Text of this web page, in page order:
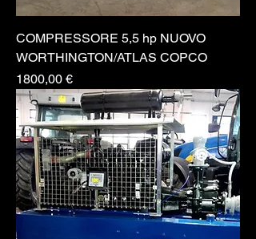
COMPRESSORE 5,5 hp NUOVO
WORTHINGTON/ATLAS COPCO
Prezzo
1800,00 €